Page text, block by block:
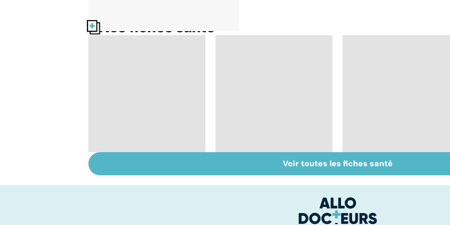
Nos fiches santé
cerveau
Staphylocoque doré :
une bactérie sous
VIH : la maladie dont
on ne guérit pas
Voir toutes les fiches santé